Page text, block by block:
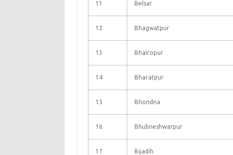
11 Belsar
12 Bhagwatpur
13 Bhairopur
14 Bharatpur
15 Bhondna
16 Bhubneshwarpur
17 Bijadih